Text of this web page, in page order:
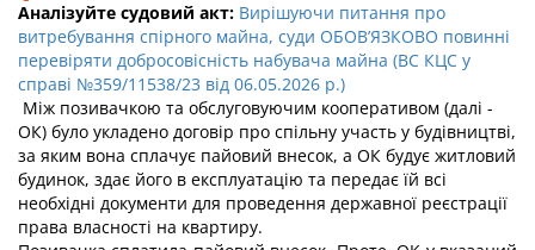
Аналізуйте судовий акт: Вирішуючи питання про
витребування спірного майна, суди ОБОВ’ЯЗКОВО повинні
перевіряти добросовісність набувача майна (ВС КЦС у
справі №359/11538/23 від 06.05.2026 р.)
Між позивачкою та обслуговуючим кооперативом (далі -
ОК) було укладено договір про спільну участь у будівництві,
за яким вона сплачує пайовий внесок, а ОК будує житловий
будинок, здає його в експлуатацію та передає їй всі
необхідні документи для проведення державної реєстрації
права власності на квартиру.